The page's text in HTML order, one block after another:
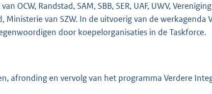
OCW, Randstad, SAM, SBB, SER, UAF, UWV,
Ministerie van SZW. In de uitvoerig van de
door koepelorganisaties in de Taskforce.
afronding en vervolg van het programma Verdere